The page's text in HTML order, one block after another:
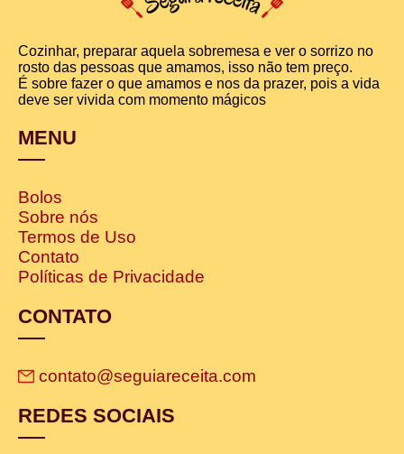
Cozinhar, preparar aquela sobremesa e ver o sorrizo no
rosto das pessoas que amamos, isso não tem preço.
É sobre fazer o que amamos e nos da prazer, pois a vida
deve ser vivida com momento mágicos
MENU
Bolos
Sobre nós
Termos de Uso
Contato
Políticas de Privacidade
CONTATO
contato@seguiareceita.com
REDES SOCIAIS